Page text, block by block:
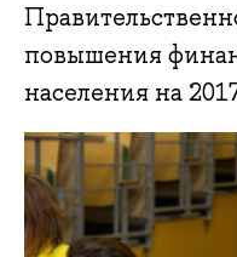
повышения
населения на